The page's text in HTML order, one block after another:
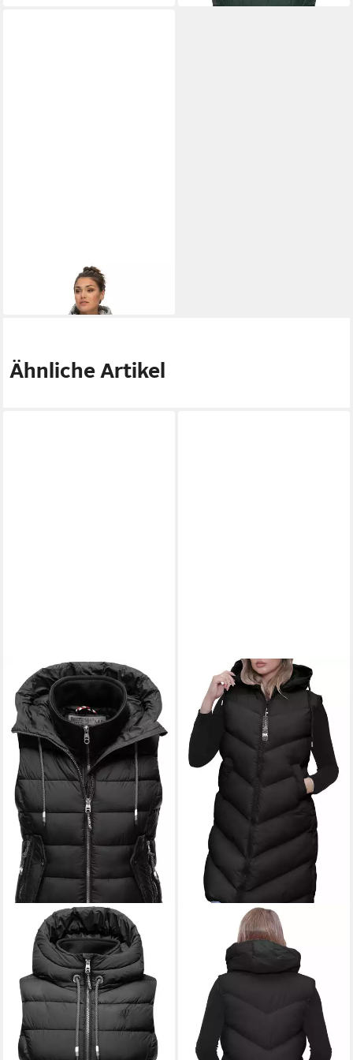
Steppweste
Ähnliche Artikel